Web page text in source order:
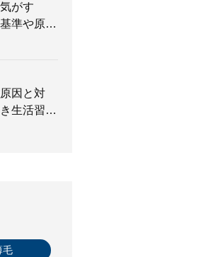
がす
準や原因
法を解説
因と対
生活習慣
を解説
毛